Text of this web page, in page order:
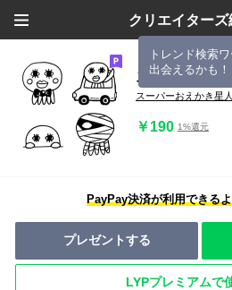
クリエイターズ
トレンド検索
出会えるかも！
スーパーおえ
スーパーおえかき星人
￥190 1%還元
PayPay決済が利用できる
プレゼントする
LYPプレミアムで